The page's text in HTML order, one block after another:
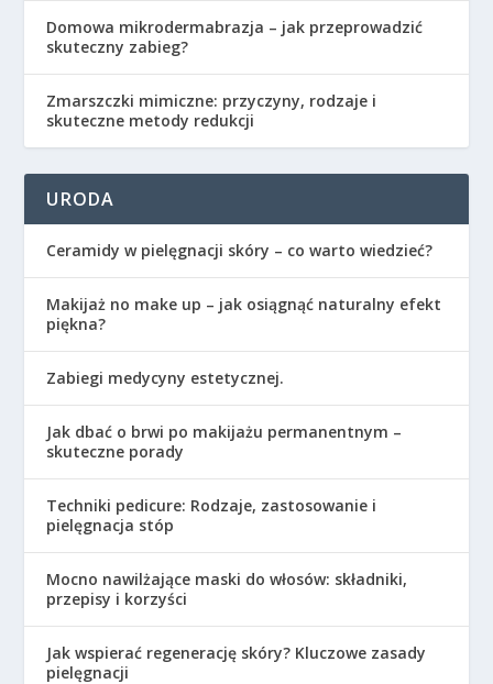
Domowa mikrodermabrazja – jak przeprowadzić
skuteczny zabieg?
Zmarszczki mimiczne: przyczyny, rodzaje i
skuteczne metody redukcji
URODA
Ceramidy w pielęgnacji skóry – co warto wiedzieć?
Makijaż no make up – jak osiągnąć naturalny efekt
piękna?
Zabiegi medycyny estetycznej.
Jak dbać o brwi po makijażu permanentnym –
skuteczne porady
Techniki pedicure: Rodzaje, zastosowanie i
pielęgnacja stóp
Mocno nawilżające maski do włosów: składniki,
przepisy i korzyści
Jak wspierać regenerację skóry? Kluczowe zasady
pielęgnacji